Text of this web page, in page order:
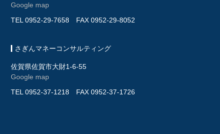
Google map
TEL0952-29-7658 FAX 0952-29-8052
さぎんマネーコンサルティング
佐賀県佐賀市大財1-6-55
Google map
TEL0952-37-1218 FAX 0952-37-1726